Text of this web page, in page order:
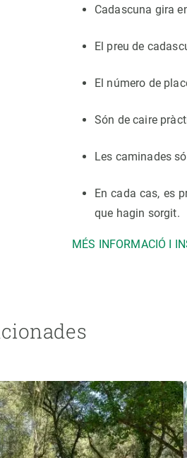
Cadascuna gira
El preu de
El número de
Són de caire
Les caminades
En cada cas, es
que hagin sorgit.
MÉS INFORMACIÓ I